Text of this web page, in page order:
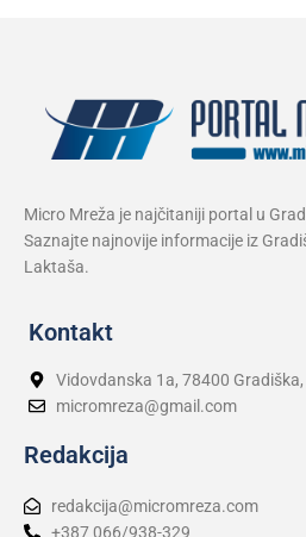
Micro Mreža je najčitaniji portal u
Saznajte najnovije informacije iz
Laktaša.
Kontakt
Vidovdanska 1a, 78400 Gradiška,
micromreza@gmail.com
Redakcija
redakcija@micromreza.com
+387 066/938-329